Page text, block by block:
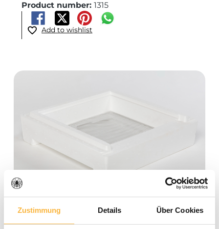
Zustimmung Details Über Cookies
Product number: 1315
Add to wishlist
Skip image gallery
Average rating of 0 out of 5 stars
0 Reviews